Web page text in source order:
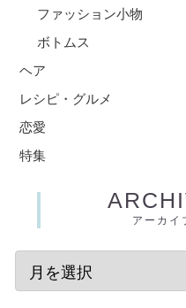
ファッション小物
ボトムス
ヘア
レシピ・グルメ
恋愛
特集
アーカイ